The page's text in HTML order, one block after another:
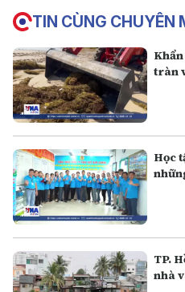
TIN CÙNG CHUYÊN
tràn
Học
TP.
nhà